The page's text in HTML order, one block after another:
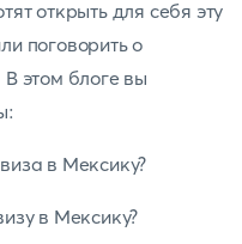
открыть для себя эту
поговорить о
этом блоге вы
в Мексику?
в Мексику?